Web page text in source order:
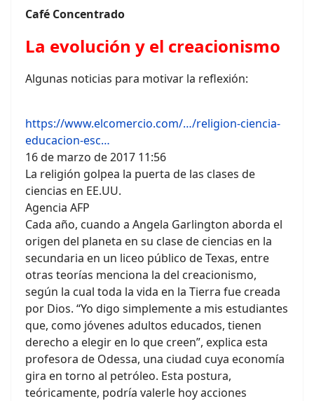
Café Concentrado
La evolución y el creacionismo
Algunas noticias para motivar la reflexión:
https://www.elcomercio.com/…/religion-ciencia-
educacion-esc…
16 de marzo de 2017 11:56
La religión golpea la puerta de las clases de
ciencias en EE.UU.
Agencia AFP
Cada año, cuando a Angela Garlington aborda el
origen del planeta en su clase de ciencias en la
secundaria en un liceo público de Texas, entre
otras teorías menciona la del creacionismo,
según la cual toda la vida en la Tierra fue creada
por Dios. “Yo digo simplemente a mis estudiantes
que, como jóvenes adultos educados, tienen
derecho a elegir en lo que creen”, explica esta
profesora de Odessa, una ciudad cuya economía
gira en torno al petróleo. Esta postura,
teóricamente, podría valerle hoy acciones